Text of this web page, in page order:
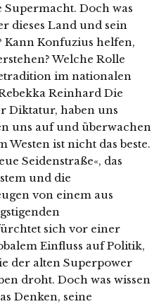
Supermacht. Doch was
dieses Land und sein
Kann Konfuzius helfen,
Welche Rolle
im nationalen
Reinhard Die
Diktatur, haben uns
uns auf und überwachen
Westen ist nicht das beste.
Seidenstraße«, das
und die
von einem aus
sich vor einer
Einfluss auf Politik,
der alten Superpower
droht. Doch was wissen
Denken, seine